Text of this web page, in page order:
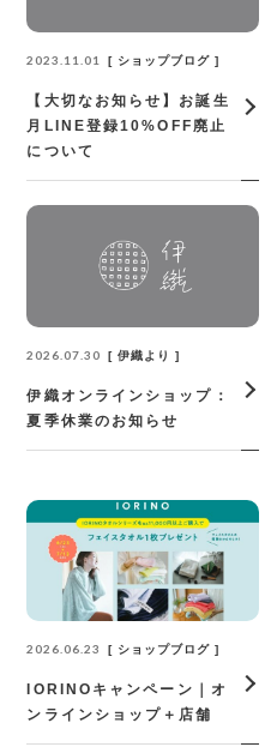
2023.11.01 ショップブログ
【大切なお知らせ】お誕生
月LINE登録10%OFF廃止
について
2026.07.30 伊織より
伊織オンラインショップ：
夏季休業のお知らせ
2026.06.23 ショップブログ
IORINOキャンペーン｜オ
ンラインショップ＋店舗